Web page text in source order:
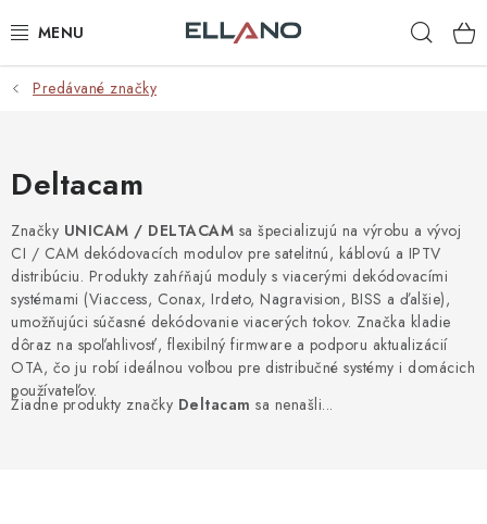
na
NOVINKY
ZÁHRADA
AUTO - MOTO - CYKLO
ROZBALENÝ TOVAR
Predávané značky
Deltacam
Značky UNICAM / DELTACAM sa špecializujú na výrobu a vývoj
CI / CAM dekódovacích modulov pre satelitnú, káblovú a IPTV
distribúciu. Produkty zahŕňajú moduly s viacerými dekódovacími
systémami (Viaccess, Conax, Irdeto, Nagravision, BISS a ďalšie),
umožňujúci súčasné dekódovanie viacerých tokov. Značka kladie
dôraz na spoľahlivosť, flexibilný firmware a podporu aktualizácií
OTA, čo ju robí ideálnou voľbou pre distribučné systémy i domácich
používateľov.
Žiadne produkty značky Deltacam sa nenašli...